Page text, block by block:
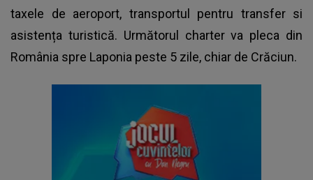
taxele de aeroport, transportul pentru transfer si
asistența turistică. Următorul charter va pleca din
România spre Laponia peste 5 zile, chiar de Crăciun.